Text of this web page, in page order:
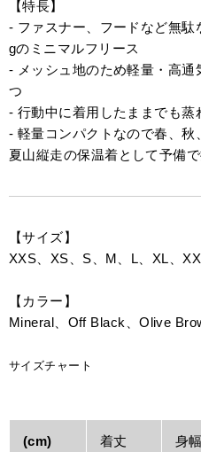
【特長】
- ファスナー、フードなど無
gのミニマルフリース
- メッシュ地のため軽量・高
つ
- 行動中に着用したままでも蒸
- 軽量コンパクトなので春、秋
夏山縦走の保温着として予備
【サイズ】
XXS、XS、S、M、L、XL、
【カラー】
Mineral、Off Black、Olive
サイズチャート
(cm) 着丈 身幅